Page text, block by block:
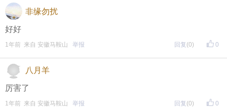
非缘勿扰
好好
0
1年前 来自 安徽马鞍山 举报 回复 (0)
八月羊
厉害了
0
1年前 来自 安徽马鞍山 举报 回复 (0)